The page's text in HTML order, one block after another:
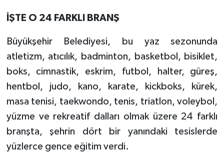
İŞTE O 24 FARKLI BRANŞ
Büyükşehir Belediyesi, bu yaz sezonunda
atletizm, atıcılık, badminton, basketbol, bisiklet,
boks, cimnastik, eskrim, futbol, halter, güreş,
hentbol, judo, kano, karate, kickboks, kürek,
masa tenisi, taekwondo, tenis, triatlon, voleybol,
yüzme ve rekreatif dalları olmak üzere 24 farklı
branşta, şehrin dört bir yanındaki tesislerde
yüzlerce gence eğitim verdi.